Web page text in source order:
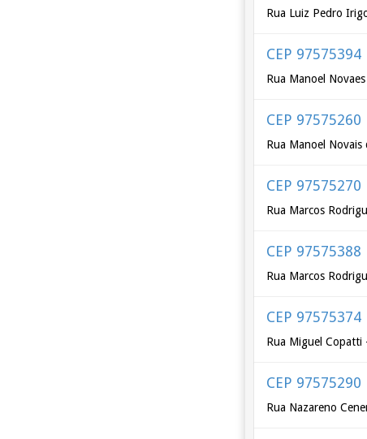
Rua Luiz Pedro
CEP 97575394
Rua Manoel
CEP 97575260
Rua Manoel Novais
CEP 97575270
Rua Marcos
CEP 97575388
Rua Marcos
CEP 97575374
Rua Miguel
CEP 97575290
Rua Nazareno